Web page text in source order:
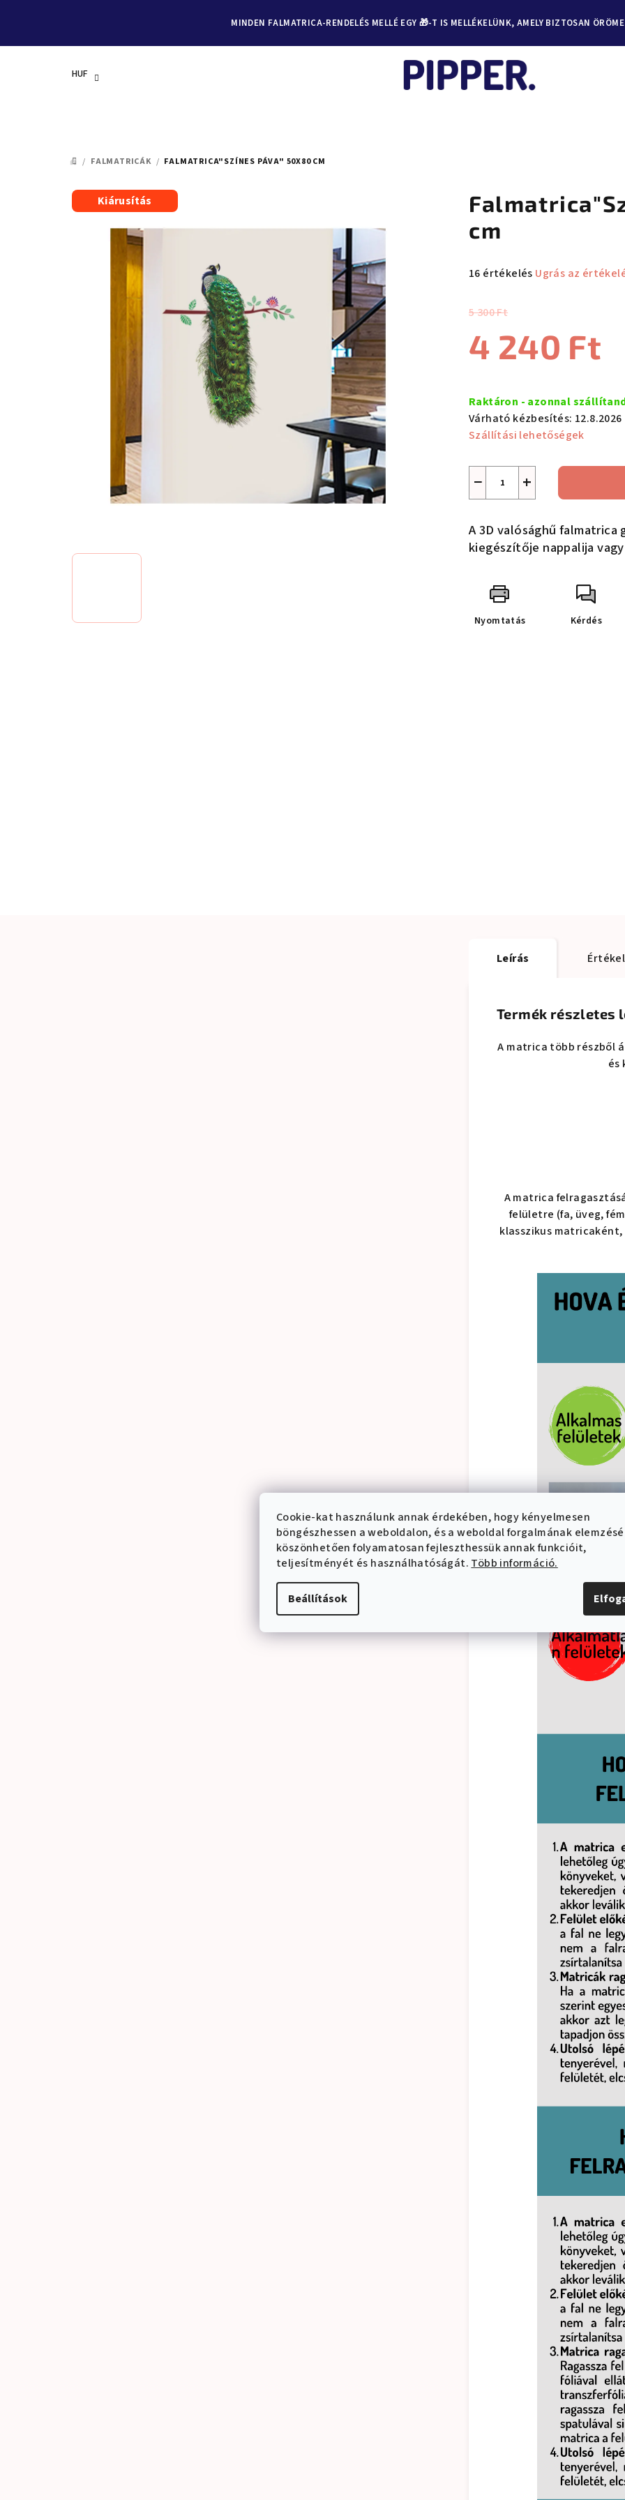
Cookie-kat használunk annak érdekében, hogy kényelmesen
böngészhessen a weboldalon, és a weboldal forgalmának
köszönhetően folyamatosan fejleszthessük annak funkcióit,
teljesítményét és használhatóságát. Több információ.
Beállítások
MINDEN FALMATRICA-RENDELÉS MELLÉ EGY 🎁-T IS MELLÉKELÜNK, AMELY BIZTOSAN
HUF
KEZDŐLAP
/ FALMATRICÁK / FALMATRICA"SZÍNES PÁVA" 50X80 CM
cm
A
átlagos
5-
ből
16 értékelés Ugrás az
5 300 Ft
4 240 Ft
Raktáron - azonnal
Várható kézbesítés: 12.8.2026
Szállítási lehetőségek
+
−
A 3D valósághű
kiegészítője nappalija
Nyomtatás Kérdés
Kiárusítás
Leírás
Termék részletes
A matrica több részből
és
A matrica
felületre (fa, üveg,
klasszikus